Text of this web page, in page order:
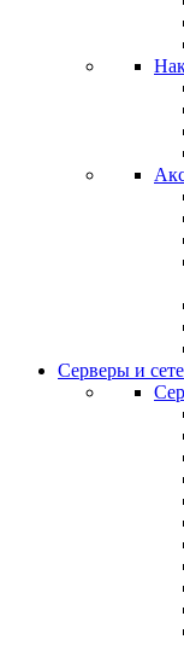
Серверы и